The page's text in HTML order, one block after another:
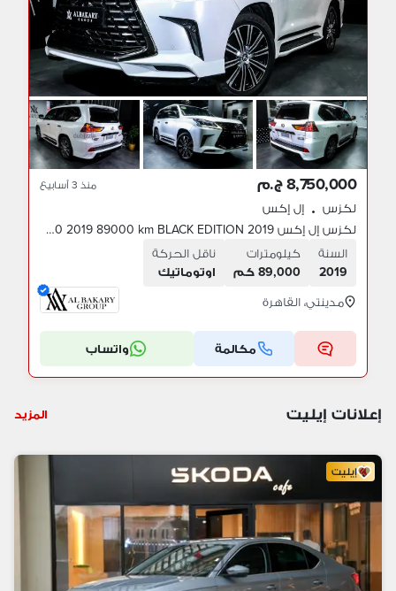
8,750,000 ج.م منذ 3 أسابيع
لكزس • إل إكس
لكزس إل إكس 2019 LEXUS - LX 750 2019 89000 km BLACK EDITION - دفع
السنة
2019
كيلومترات
89,000 كم
ناقل الحركة
اوتوماتيك
مدينتي، القاهرة
مكالمة واتساب
إعلانات إيليت المزيد
إيليت